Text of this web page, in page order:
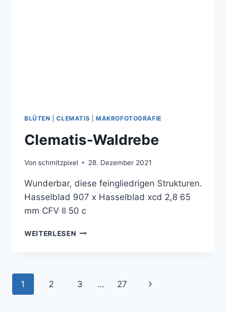
BLÜTEN |CLEMATIS MAKROFOTOGRAFIE
Clematis-Waldrebe
Von schmitzpixel 28. Dezember 2021
Wunderbar, diese feingliedrigen Strukturen.
Hasselblad 907 x Hasselblad xcd 2,8 65
mm CFV II 50 c
WEITERLESEN CLEMATIS-
Seitennavigation
1 2 3 … 27
Nächste